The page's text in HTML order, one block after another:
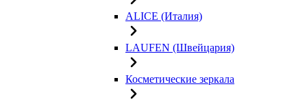
ALICE (Италия)
LAUFEN (Швейцария)
Косметические зеркала